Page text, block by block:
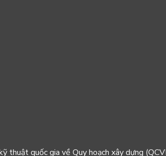
thuật quốc gia về Quy hoạch xây dựng